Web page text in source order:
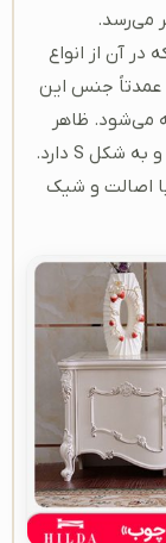
می‌رسد.
در آن از انواع
عمدتاً جنس این
می‌شود. ظاهر
پایه‌های این مدل میز تلویزیون، حالتی منحنی و به شکل S دارد.
با اصالت و شیک